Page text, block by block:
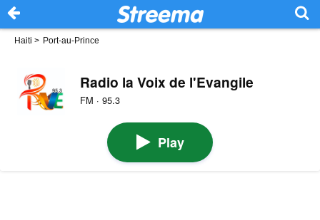
Haiti > Port-au-Prince
Radio la Voix de l'Evangile
FM · 95.3
Play